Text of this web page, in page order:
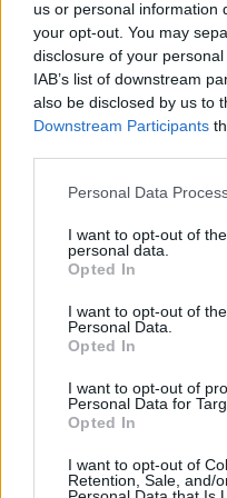
us or personal information
your opt-out. You may
disclosure of your
IAB’s list of downstream
also be disclosed by us to
Downstream Participants
Personal Data
I want to opt-out of
personal data.
Opted In
I want to opt-out of
Personal Data.
Opted In
I want to opt-out of
Personal Data for
Opted In
I want to opt-out of
Retention, Sale, and/
MisterAndreazzoli
anche dare
predecessore, in
disposizione il solo